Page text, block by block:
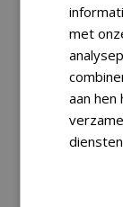
met
aan